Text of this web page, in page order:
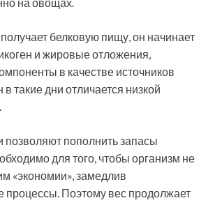
белковую пищу, он начинает
и жировые отложения,
в качестве источников
такие дни отличается низкой
позволяют пополнить запасы
для того, чтобы организм не
«экономии», замедлив
процессы. Поэтому вес продолжает